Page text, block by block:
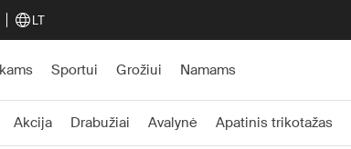
LT
Sportui Grožiui Namams
Akcija Drabužiai Avalynė Apatinis trikotažas